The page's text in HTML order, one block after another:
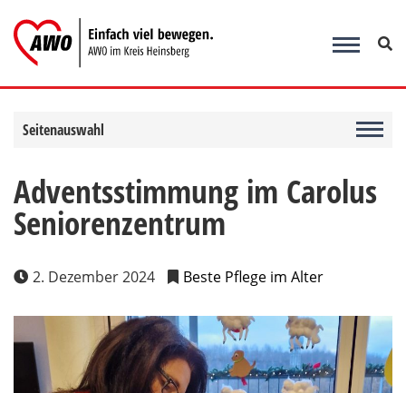
Inhalt
springen
Seitenauswahl
Adventsstimmung im Carolus
Seniorenzentrum
2. Dezember 2024 Beste Pflege im Alter